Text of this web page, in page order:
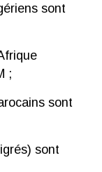
sont
;
sont
sont